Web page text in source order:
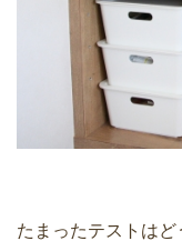
たまったテストは